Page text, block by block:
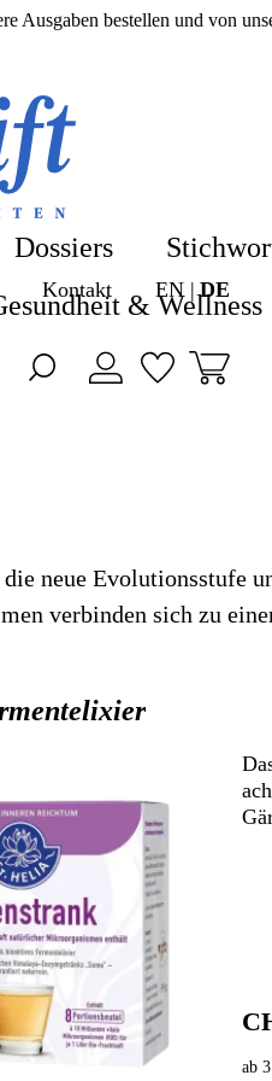
Ausgaben bestellen und von
Kontakt EN DE
Dossiers
& Wellness
neue Evolutionsstufe
verbinden sich zu
ab